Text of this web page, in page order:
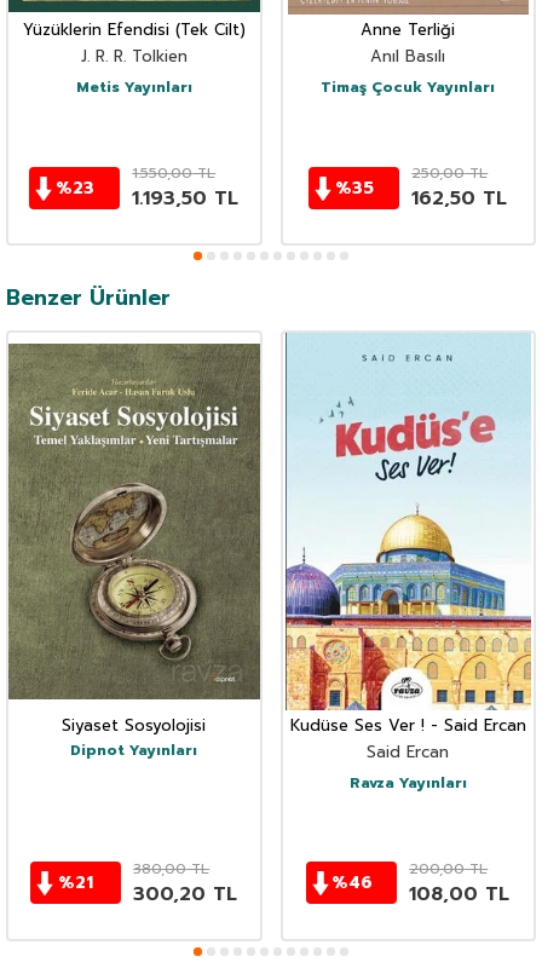
Yüzüklerin Efendisi (Tek Cilt)
J. R. R. Tolkien
Metis Yayınları
%23
1.550,00TL
1.193,50 TL
Anne Terliği
Anıl Basılı
Timaş Çocuk Yayınları
%35
250,00TL
162,50 TL
Benzer Ürünler
Siyaset Sosyolojisi
Dipnot Yayınları
%21
380,00TL
300,20 TL
Kudüse Ses Ver ! - Said Ercan
Said Ercan
Ravza Yayınları
%46
200,00TL
108,00 TL